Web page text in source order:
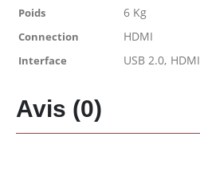
Poids 6 Kg
Connection HDMI
Interface USB 2.0, HDMI
Avis (0)